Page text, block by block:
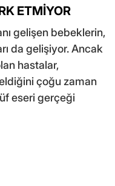
ETMİYOR
gelişen bebeklerin,
da gelişiyor. Ancak
hastalar,
çoğu zaman
eseri gerçeği